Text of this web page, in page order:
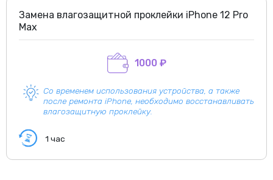
Замена влагозащитной проклейки iPhone 12 Pro
Max
1000 ₽
Со временем использования устройства, а также
после ремонта iPhone, необходимо восстанавливать
влагозащитную проклейку.
1 час